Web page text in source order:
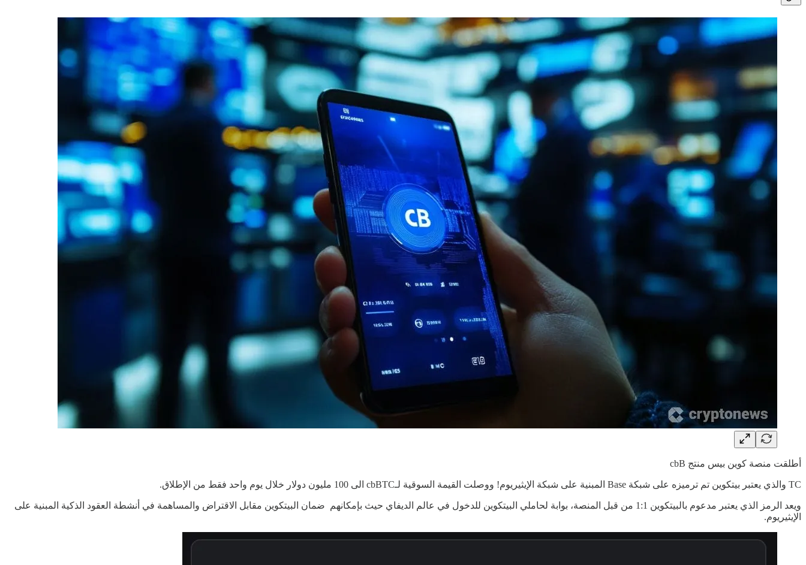
أطلقت منصة كوين بيس منتج cbB
TC والذي يعتبر بيتكوين تم ترميزه على شبكة Base المبنية على شبكة الإيثيريوم! ووصلت القيمة السوقية لـcbBTC الى 100 مليون دولار خلال يوم واحد فقط من الإطلاق.
ويعد الرمز الذي يعتبر مدعوم بالبيتكوين 1:1 من قبل المنصة، بوابة لحاملي البيتكوين للدخول في عالم الديفاي حيث بإمكانهم ضمان البيتكوين مقابل الاقتراض والمساهمة في أنشطة العقود الذكية المبنية على
الإيثيريوم.